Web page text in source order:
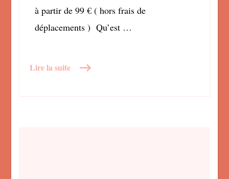
à partir de 99 € ( hors frais de
déplacements ) Qu’est …
Lire la suite